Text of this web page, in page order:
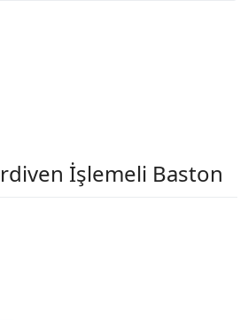
İşlemeli Baston